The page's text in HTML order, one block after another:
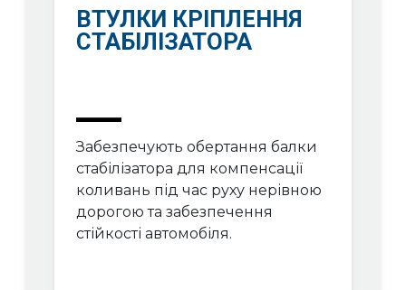
ВТУЛКИ КРІПЛЕННЯ
СТАБІЛІЗАТОРА
Забезпечують обертання балки
стабілізатора для компенсації
коливань під час руху нерівною
дорогою та забезпечення
стійкості автомобіля.